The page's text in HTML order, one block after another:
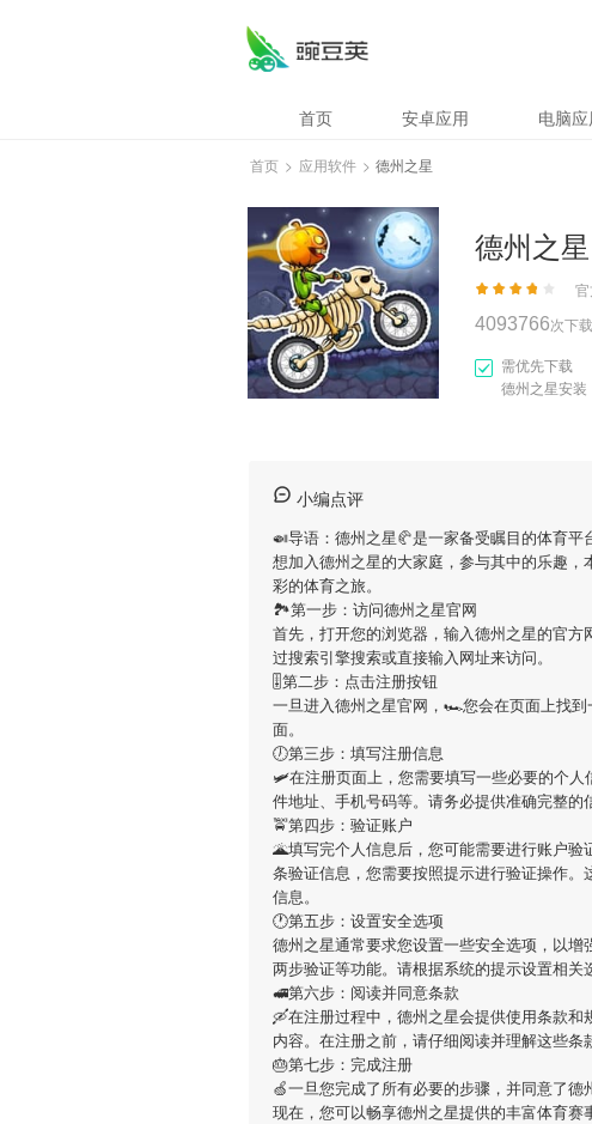
首页 安卓应用 电脑应
首页 > 应用软件 > 德州之星
德州之星
4093766次下载
需优先下载
德州之星安装
小编点评
🍛导语： 德州之星🥐是一家备受瞩目的体育
想加入德州之星的大家庭，参与其中的乐趣，
彩的体育之旅。
🏞第一步：访问德州之星官网
首先，打开您的浏览器，输入德州之星的官方
过搜索引擎搜索或直接输入网址来访问。
🎚第二步：点击注册按钮
一旦进入德州之星官网，🏎您会在页面上找到
面。
🕖第三步：填写注册信息
🛩在注册页面上，您需要填写一些必要的个人
件地址、手机号码等。请务必提供准确完整的
🚖第四步：验证账户
🌋填写完个人信息后，您可能需要进行账户验
条验证信息，您需要按照提示进行验证操作
信息。
🕐第五步：设置安全选项
德州之星通常要求您设置一些安全选项，以
两步验证等功能。请根据系统的提示设置相关
🚅第六步：阅读并同意条款
🛶在注册过程中， 德州之星会提供使用条款和
内容。在注册之前，请仔细阅读并理解这些条
🎂第七步：完成注册
🍏一旦您完成了所有必要的步骤，并同意了德
现在，您可以畅享德州之星提供的丰富体育赛